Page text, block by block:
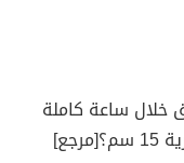
خلال ساعة كاملة